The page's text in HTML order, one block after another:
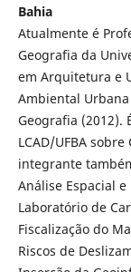
Bahia
Atualmente é
Geografia da
em Arquitetura e
Ambiental
Geografia (2012).
LCAD/UFBA
integrante
Análise Espacial
Laboratório de
Fiscalização do
Riscos de